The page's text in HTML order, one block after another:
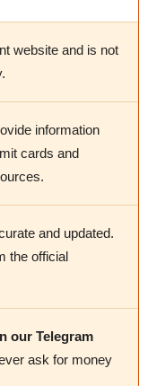
website and is not
information
cards and
and updated.
the official
our Telegram
ask for money